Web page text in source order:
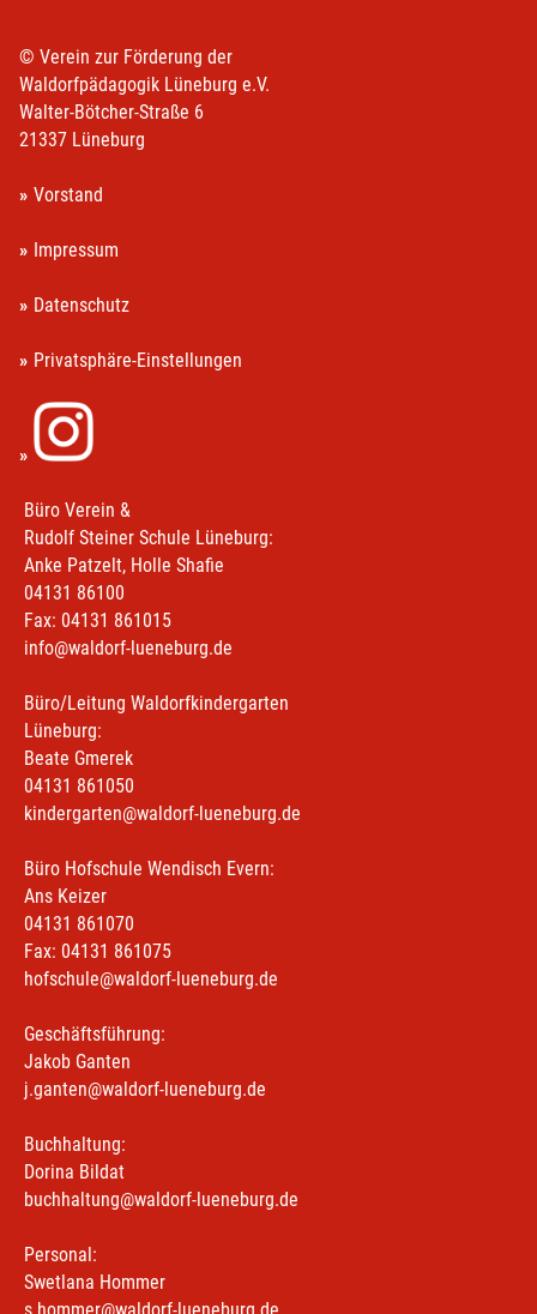
© Verein zur Förderung der
Waldorfpädagogik Lüneburg e.V.
Walter-Bötcher-Straße 6
21337 Lüneburg
Vorstand
Impressum
Datenschutz
Privatsphäre-Einstellungen
Büro Verein &
Rudolf Steiner Schule Lüneburg:
Anke Patzelt, Holle Shafie
04131 86100
Fax: 04131 861015
info@waldorf-lueneburg.de
Büro/Leitung Waldorfkindergarten
Lüneburg:
Beate Gmerek
04131 861050
kindergarten@waldorf-lueneburg.de
Büro Hofschule Wendisch Evern:
Ans Keizer
04131 861070
Fax: 04131 861075
hofschule@waldorf-lueneburg.de
Geschäftsführung:
Jakob Ganten
j.ganten@waldorf-lueneburg.de
Buchhaltung:
Dorina Bildat
buchhaltung@waldorf-lueneburg.de
Personal:
Swetlana Hommer
s.hommer@waldorf-lueneburg.de